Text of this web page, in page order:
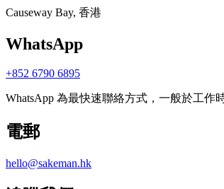
Causeway Bay, 香港
WhatsApp
+852 6790 6895
WhatsApp 為最快速聯絡方式，一般於工作
電郵
hello@sakeman.hk